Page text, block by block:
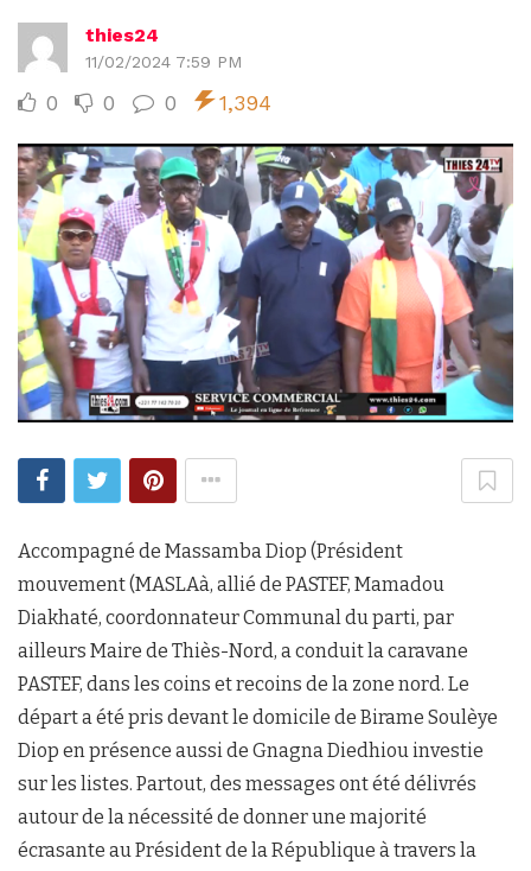
thies24
11/02/2024 7:59 PM
0 0 0 1,394
Accompagné de Massamba Diop (Président
mouvement (MASLAà, allié de PASTEF, Mamadou
Diakhaté, coordonnateur Communal du parti, par
ailleurs Maire de Thiès-Nord, a conduit la caravane
PASTEF, dans les coins et recoins de la zone nord. Le
départ a été pris devant le domicile de Birame Soulèye
Diop en présence aussi de Gnagna Diedhiou investie
sur les listes. Partout, des messages ont été délivrés
autour de la nécessité de donner une majorité
écrasante au Président de la République à travers la